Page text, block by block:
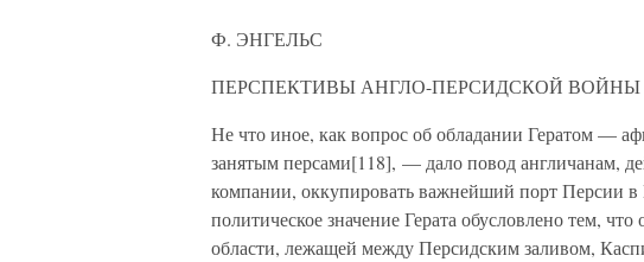
Ф. ЭНГЕЛЬС
ПЕРСПЕКТИВЫ АНГЛО-ПЕРСИДСКОЙ ВОЙНЫ
Не что иное, как вопрос об обладании Гератом —
занятым персами[118], — дало повод англичанам,
компании, оккупировать важнейший порт Персии
политическое значение Герата обусловлено тем,
области, лежащей между Персидским заливом,